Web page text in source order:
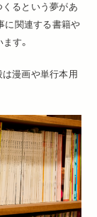
くるという夢があ
に関連する書籍や
す。
漫画や単行本用